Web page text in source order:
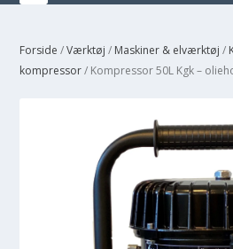
Forside /Værktøj / Maskiner & elværktøj /
kompressor/ Kompressor 50L Kgk –